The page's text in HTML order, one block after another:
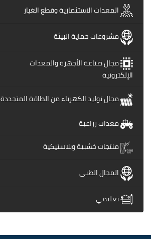
المعدات الاستثمارية وقطع الغيار
مشروعات حماية البيئة
مجال صناعة الأجهزة والمعدات
الإلكترونية
مجال توليد الكهرباء من الطاقة المتجددة
معدات زراعية
منتجات خشبية وبلاستيكية
المجال الطبى
تعليمي